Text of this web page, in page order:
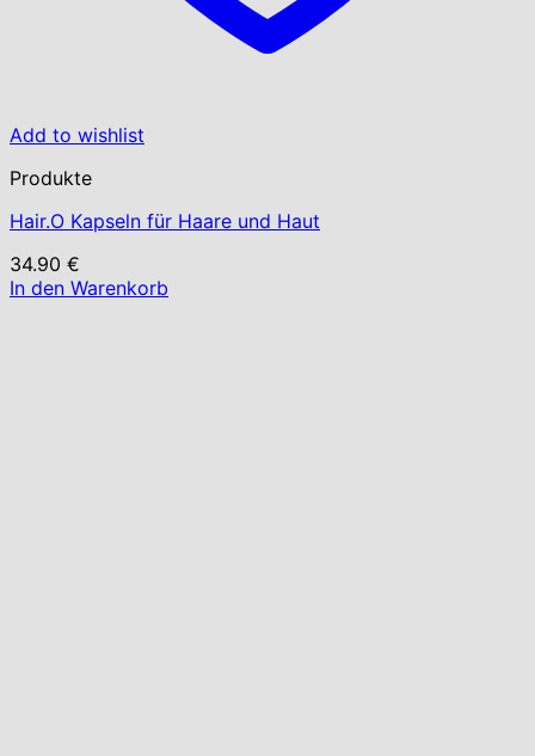
Add to wishlist
Produkte
Hair.O Kapseln für Haare und Haut
34.90 €
In den Warenkorb